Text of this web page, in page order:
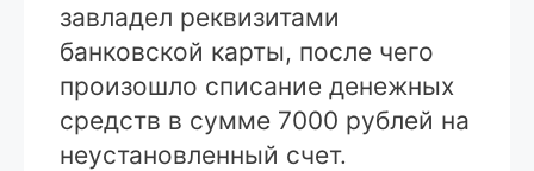
завладел реквизитами
банковской карты, после чего
произошло списание денежных
средств в сумме 7000 рублей на
неустановленный счет.